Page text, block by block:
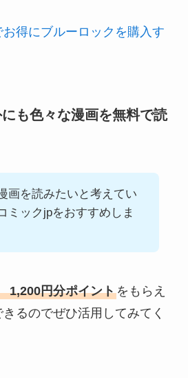
得にブルーロックを購入す
も色々な漫画を無料で読
画を読みたいと考えてい
ミックjpをおすすめしま
1,200円分ポイントをもらえ
るのでぜひ活用してみてく